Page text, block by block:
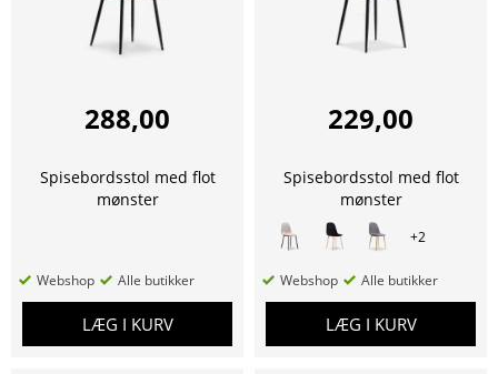
288,00
Spisebordsstol med flot
mønster
Webshop Alle butikker
LÆG I KURV
229,00
Spisebordsstol med flot
mønster
+2
Webshop Alle butikker
LÆG I KURV